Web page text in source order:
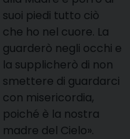
suoi piedi tutto ciò
che ho nel cuore. La
guarderò negli occhi e
la supplicherò di non
smettere di guardarci
con misericordia,
poiché è la nostra
madre del Cielo».